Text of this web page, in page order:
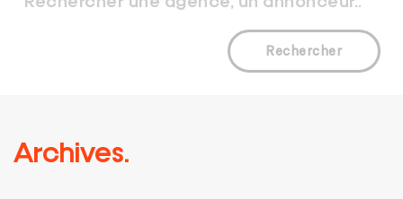
Rechercher
Archives.